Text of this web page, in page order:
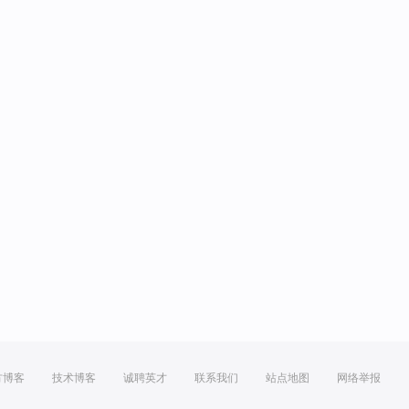
博客 技术博客 诚聘英才 联系我们 站点地图 网络举报